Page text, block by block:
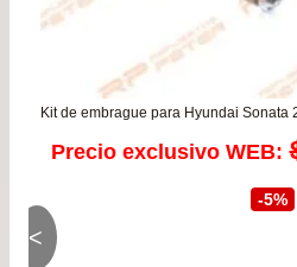
Precio exclusivo WEB:
-5%
<